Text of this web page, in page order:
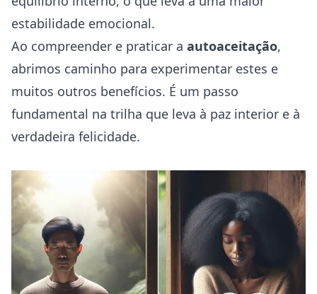
estabilidade emocional.
Ao compreender e praticar a autoaceitação,
abrimos caminho para experimentar estes e
muitos outros benefícios. É um passo
fundamental na trilha que leva à paz interior e à
verdadeira felicidade.